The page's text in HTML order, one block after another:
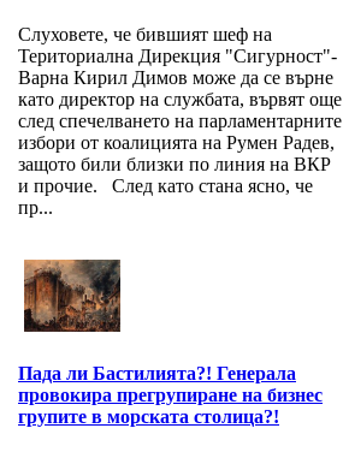
Слуховете, че бившият шеф на
Териториална Дирекция "Сигурност"-
Варна Кирил Димов може да се върне
като директор на службата, вървят още
след спечелването на парламентарните
избори от коалицията на Румен Радев,
защото били близки по линия на ВКР
и прочие. След като стана ясно, че
пр...
Пада ли Бастилията?! Генерала
провокира прегрупиране на бизнес
групите в морската столица?!